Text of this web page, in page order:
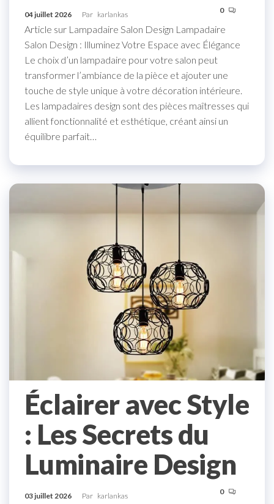
04 juillet 2026 Par karlankas 0
Article sur Lampadaire Salon Design Lampadaire
Salon Design : Illuminez Votre Espace avec Élégance
Le choix d’un lampadaire pour votre salon peut
transformer l’ambiance de la pièce et ajouter une
touche de style unique à votre décoration intérieure.
Les lampadaires design sont des pièces maîtresses qui
allient fonctionnalité et esthétique, créant ainsi un
équilibre parfait…
Éclairer avec Style
: Les Secrets du
Luminaire Design
03 juillet 2026 Par karlankas 0